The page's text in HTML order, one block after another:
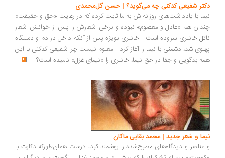
دکتر شفیعی کدکنی چه می‌گوید؟ | حسن گل‌محمدی
نیما با یادداشت‌های روزانه‌اش به ما ثابت کرده که در رعایت «حق و حقیقت»
چندان هم «عادل و معصوم» نبوده و برخی اشعارش را پس از خوانش اشعار
ناتل خانلری سروده است... خانلری بویژه پس از آنکه داخل در دم و دستگاه
پهلوی شد، دشمنی با نیما را آغاز کرد... معلوم نیست چرا شفیعی کدکنی با این
همه بدگویی و جفا در حق نیما، خانلری را «نیمای غزل» نامیده است؟ ...
نيما و شعر جدید | محمد بقایی ماكان
و عناصر و دیدگاه‌های مطرح‌شده را روشمند كرد، درست همان‌طوركه دكارت با